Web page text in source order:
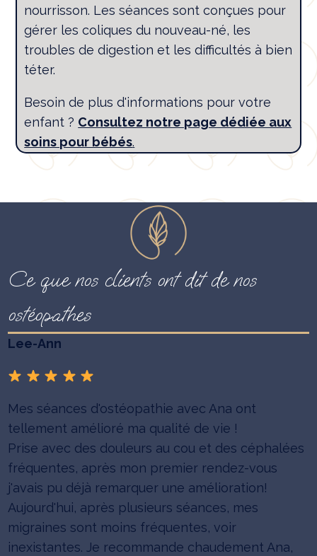
nourrisson. Les séances sont conçues pour
gérer les coliques du nouveau-né, les
troubles de digestion et les difficultés à bien
téter.
Besoin de plus d'informations pour votre
enfant ? Consultez notre page dédiée aux
soins pour bébés.
Ce que nos clients ont dit de nos
ostéopathes
Lee-Ann
Mes séances d'ostéopathie avec Ana ont
tellement amélioré ma qualité de vie !
Prise avec des douleurs au cou et des céphalées
fréquentes, après mon premier rendez-vous
j'avais pu déjà remarquer une amélioration!
Aujourd'hui, après plusieurs séances, mes
migraines sont moins fréquentes, voir
inexistantes. Je recommande chaudement Ana,